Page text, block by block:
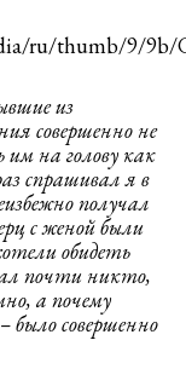
из
совершенно не
на голову как
спрашивал я в
получал
с женой были
обидеть
почти никто,
а почему
было совершенно